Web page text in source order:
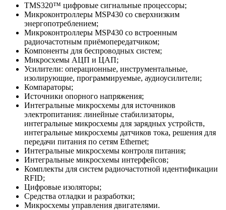
TMS320™ цифровые сигнальные процессоры;
Микроконтроллеры MSP430 со сверхнизким
энергопотреблением;
Микроконтроллеры MSP430 со встроенным
радиочастотным приёмопередатчиком;
Компоненты для беспроводных систем;
Микросхемы АЦП и ЦАП;
Усилители: операционные, инструментальные,
изолирующие, программируемые, аудиоусилители;
Компараторы;
Источники опорного напряжения;
Интегральные микросхемы для источников
электропитания: линейные стабилизаторы,
интегральные микросхемы для зарядных устройств,
интегральные микросхемы датчиков тока, решения для
передачи питания по сетям Ethernet;
Интегральные микросхемы контроля питания;
Интегральные микросхемы интерфейсов;
Комплекты для систем радиочастотной идентификации
RFID;
Цифровые изоляторы;
Средства отладки и разработки;
Микросхемы управления двигателями.